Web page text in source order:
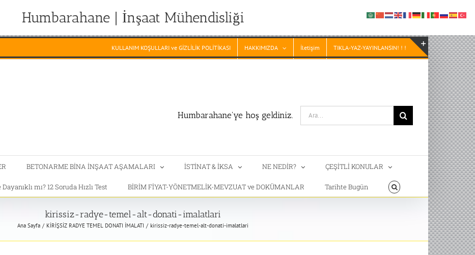
Humbarahane | İnşaat Mühendisliği
KULLANIM KOŞULLARI ve GİZLİLİK POLİTİKASI HAKKIMIZDA İletişim TIKLA-YAZ-YAYINLANSIN! ! !
Humbarahane'ye hoş geldiniz.
Search
for:
BETONARME BİNA İNŞAAT AŞAMALARI İSTİNAT & İKSA NE NEDİR? ÇEŞİTLİ KONULAR
mı? 12 Soruda Hızlı Test BİRİM FİYAT-YÖNETMELİK-MEVZUAT ve DOKÜMANLAR Tarihte Bugün
kirissiz-radye-temel-alt-donati-imalatlari
Ana Sayfa KİRİŞSİZ RADYE TEMEL DONATI İMALATI kirissiz-radye-temel-alt-donati-imalatlari
Toggle
Sliding
Bar
Area